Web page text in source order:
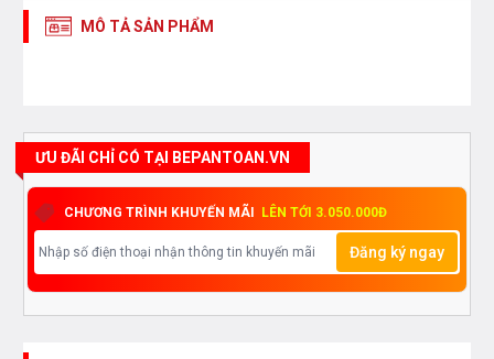
MÔ TẢ SẢN PHẨM
ƯU ĐÃI CHỈ CÓ TẠI BEPANTOAN.VN
CHƯƠNG TRÌNH KHUYẾN MÃI LÊN TỚI 3.050.000Đ
Đăng ký ngay